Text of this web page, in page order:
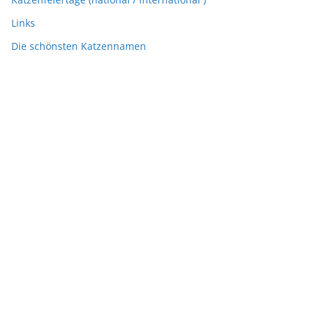
Links
Die schönsten Katzennamen